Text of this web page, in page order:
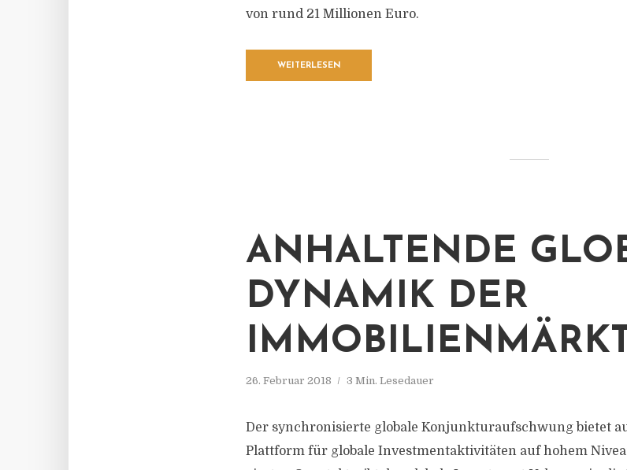
von rund 21 Millionen Euro.
WEITERLESEN
ANHALTENDE
DYNAMIK DER
26. Februar 2018 3 Min. Lesedauer
Der synchronisierte globale Konjunkturaufschwung bietet
Plattform für globale Investmentaktivitäten auf hohem